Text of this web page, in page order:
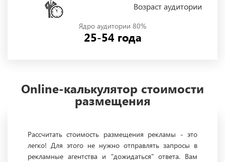
Возраст аудитории
Ядро аудитории 80%
25-54 года
Online-калькулятор стоимости
размещения
Рассчитать стоимость размещения рекламы - это
легко! Для этого не нужно отправлять запросы в
рекламные агентства и "дожидаться" ответа. Вам